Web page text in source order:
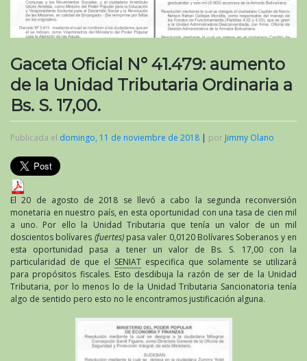
Gaceta Oficial N° 41.479: aumento
de la Unidad Tributaria Ordinaria a
Bs. S. 17,00.
Publicada el domingo, 11 de noviembre de 2018 | por Jimmy Olano
El 20 de agosto de 2018 se llevó a cabo la segunda reconversión
monetaria en nuestro país, en esta oportunidad con una tasa de cien mil
a uno. Por ello la Unidad Tributaria que tenía un valor de un mil
doscientos bolívares (fuertes) pasa valer 0,0120 Bolívares Soberanos y en
esta oportunidad pasa a tener un valor de Bs. S. 17,00 con la
particularidad de que el SENIAT especifica que solamente se utilizará
para propósitos fiscales. Esto desdibuja la razón de ser de la Unidad
Tributaria, por lo menos lo de la Unidad Tributaria Sancionatoria tenía
algo de sentido pero esto no le encontramos justificación alguna.